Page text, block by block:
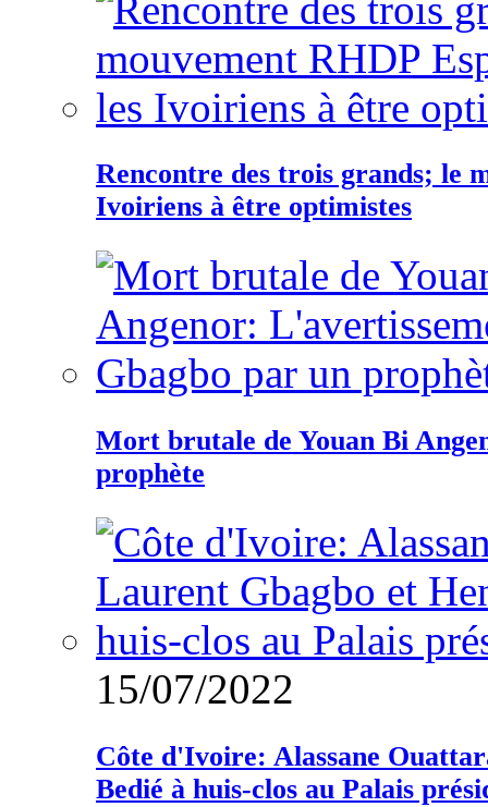
Rencontre des trois grands; le
Ivoiriens à être optimistes
Mort brutale de Youan Bi
prophète
15/07/2022
Côte d'Ivoire: Alassane
Bedié à huis-clos au Palais